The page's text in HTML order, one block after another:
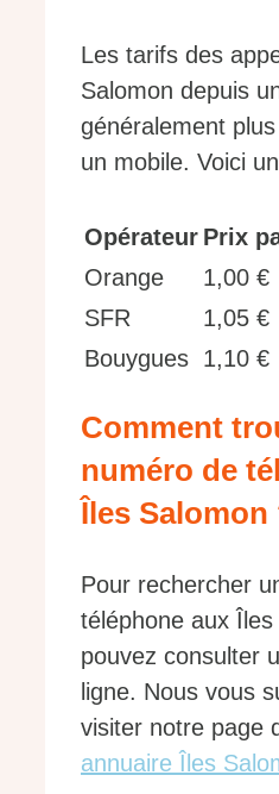
Les tarifs des
Salomon depuis
généralement
un mobile. Voici
Opérateur Prix
Orange
1,00 €
SFR
1,05 €
Bouygues 1,10 €
Comment
numéro de
Îles Salomon
Pour rechercher
téléphone aux
pouvez consulter
ligne. Nous vous
visiter notre page
annuaire Îles